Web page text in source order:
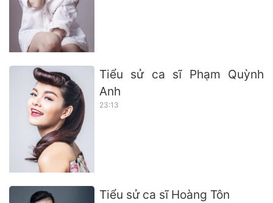
Tiểu sử ca sĩ Phạm Quỳnh
Anh
23:13
Tiểu sử ca sĩ Hoàng Tôn